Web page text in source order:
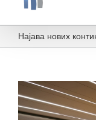
Најава нових
View
Larger
Image